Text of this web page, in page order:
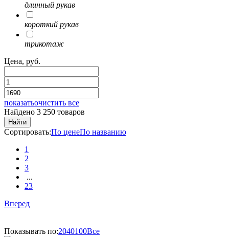
длинный рукав
короткий рукав
трикотаж
Цена, руб.
показатьочистить все
Найдено 3 250 товаров
Найти
Сортировать:По ценеПо названию
1
2
3
...
23
Вперед
Показывать по:2040100Все